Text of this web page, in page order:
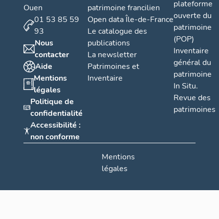
Ouen
01 53 85 59
93
Nous
contacter
Aide
Mentions
légales
Politique de
confidentialité
Accessibilité :
non conforme
patrimoine francilien
Open data Île-de-France
Le catalogue des
publications
La newsletter
Patrimoines et
Inventaire
plateforme
ouverte du
patrimoine
(POP)
Inventaire
général du
patrimoine
In Situ.
Revue des
patrimoines
Mentions
légales